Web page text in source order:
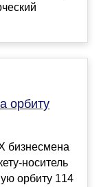
орбиту
бизнесмена
носитель
орбиту 114